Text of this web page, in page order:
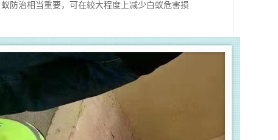
防治相当重要，可在较大程度上减少白蚁危害损